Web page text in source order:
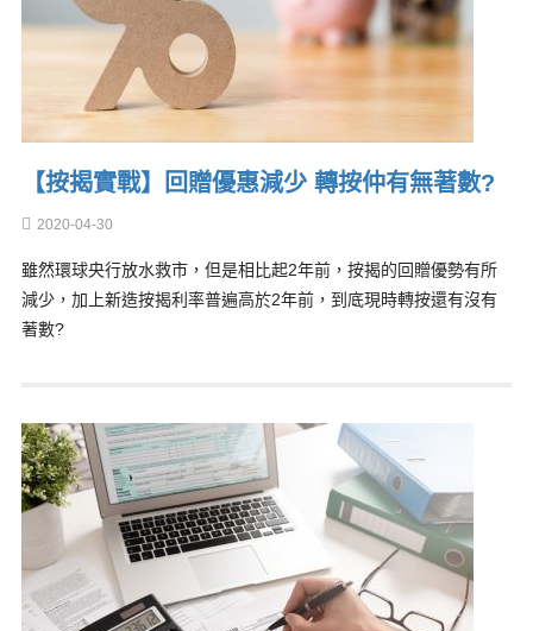
【按揭實戰】回贈優惠減少 轉按仲有無著數?
2020-04-30
雖然環球央行放水救市，但是相比起2年前，按揭的回贈優勢有所
減少，加上新造按揭利率普遍高於2年前，到底現時轉按還有沒有
著數?